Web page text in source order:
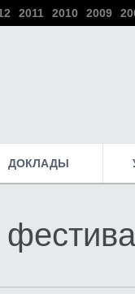
2011 2010 2009
ДОКЛАДЫ